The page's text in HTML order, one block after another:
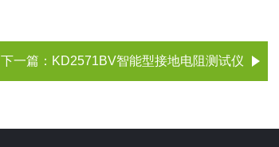
下一篇： KD2571BV智能型接地电阻测试仪